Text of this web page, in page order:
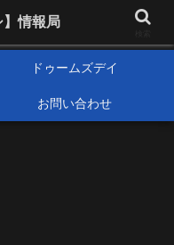
ら、おすすめなどの紹介や気に
ドゥームズデイ
お問い合わせ
】情報局